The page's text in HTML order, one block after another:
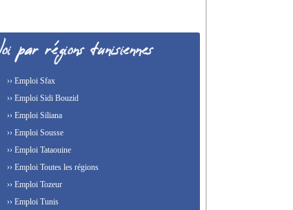
›› Emploi Sfax
›› Emploi Sidi Bouzid
›› Emploi Siliana
›› Emploi Sousse
›› Emploi Tataouine
›› Emploi Toutes les régions
›› Emploi Tozeur
›› Emploi Tunis